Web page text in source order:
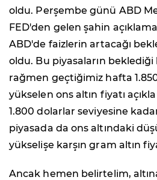
oldu. Perşembe günü ABD
FED'den gelen şahin
ABD'de faizlerin artacağı
oldu. Bu piyasaların beklediği
rağmen geçtiğimiz hafta
yükselen ons altın fiyatı
1.800 dolarlar seviyesine
piyasada da ons altındaki
yükselişe karşın gram altın
Ancak hemen belirtelim,